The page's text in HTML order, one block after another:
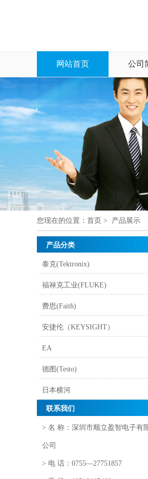
网站首页 公司
您现在的位置： 首页 > 产品展示
产品分类
泰克(Tektronix)
福禄克工业(FLUKE)
费思(Faith)
安捷伦（KEYSIGHT）
EA
德图(Testo)
日本横河
联系我们
> 名 称：深圳市顺立盈智电子有
公司
> 电 话：0755—27751857